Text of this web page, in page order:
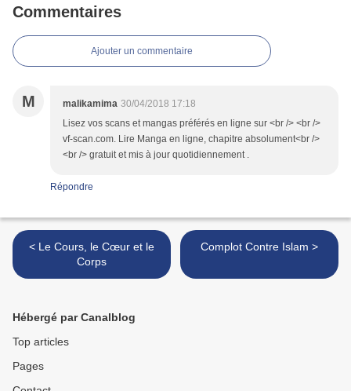
Commentaires
Ajouter un commentaire
M malikamima 30/04/2018 17:18
Lisez vos scans et mangas préférés en ligne sur <br /> <br />
vf-scan.com. Lire Manga en ligne, chapitre absolument<br />
<br /> gratuit et mis à jour quotidiennement .
Répondre
< Le Cours, le Cœur et le
Corps
Complot Contre Islam >
Hébergé par Canalblog
Top articles
Pages